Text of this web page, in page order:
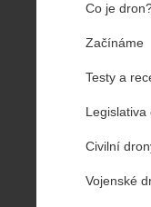
Co je
Začínáme
Testy a
Legislativa
Civilní
Vojenské